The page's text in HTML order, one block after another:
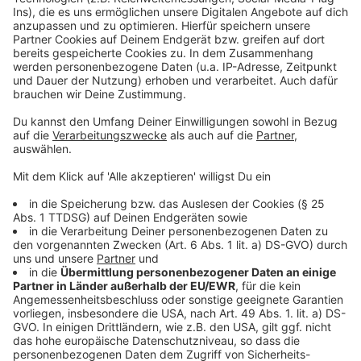
© Copyright: Amazon Prime Video
Ballard ist gefordert. Es gibt ein unbekanntes Opfer
und eine Verbindung zu einer längst vergessenen
Anzeige
©Copyright: Amazon Prime Video
Ballard und Bosch ermitteln wieder zusammen. Die
Sichtweise des pensionierten Detective ist jetzt sehr
wertvoll.
Anzeige